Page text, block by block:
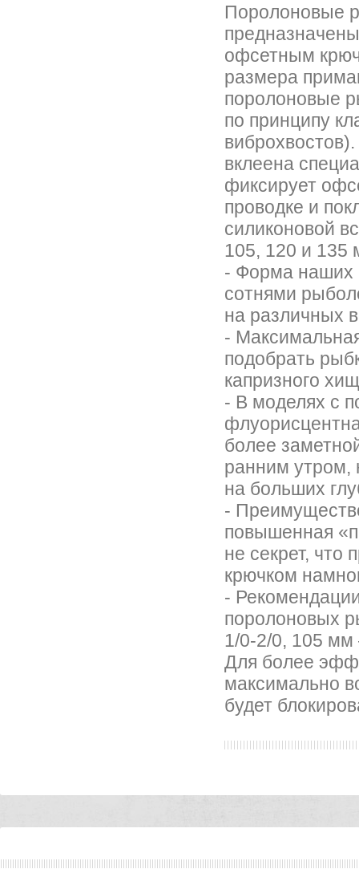
Поролоновые
офсетным
размера
поролоновые
по принципу
вклеена
фиксирует
проводке и
силиконовой
105, 120 и 135
- Форма наших
сотнями
на различных
-
подобрать
капризного
- В моделях с
более
ранним утром,
на больших
-
повышенная
не секрет, что
крючком
-
поролоновых
1/0-2/0, 105
Для более
максимально
будет